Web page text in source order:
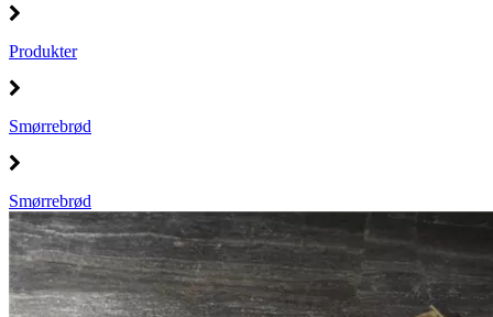
Produkter
Smørrebrød
Smørrebrød